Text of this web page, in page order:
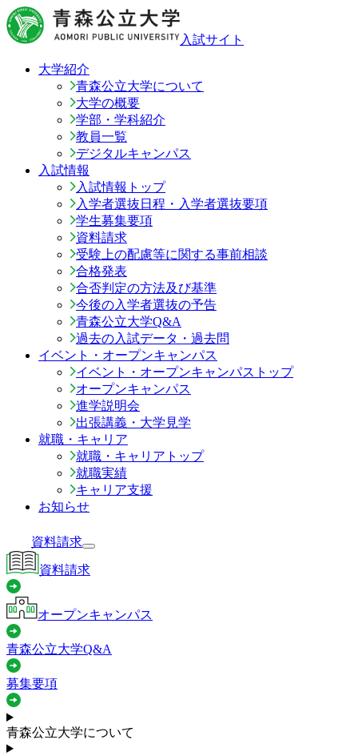
入試サイト
大学紹介
青森公立大学について
大学の概要
学部・学科紹介
教員一覧
デジタルキャンパス
入試情報
入試情報トップ
入学者選抜日程・入学者選抜要項
学生募集要項
資料請求
受験上の配慮等に関する事前相談
合格発表
合否判定の方法及び基準
今後の入学者選抜の予告
青森公立大学Q&A
過去の入試データ・過去問
イベント・オープンキャンパス
イベント・オープンキャンパストップ
オープンキャンパス
進学説明会
出張講義・大学見学
就職・キャリア
就職・キャリアトップ
就職実績
キャリア支援
お知らせ
資料請求
資料請求
オープンキャンパス
青森公立大学Q&A
募集要項
青森公立大学について